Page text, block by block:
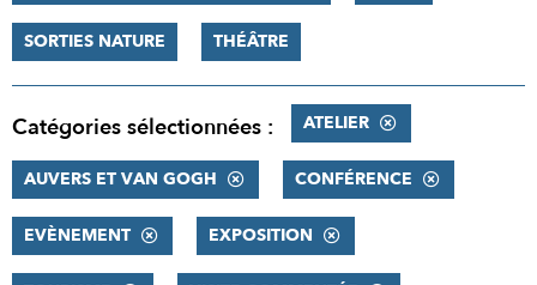
SORTIES NATURE THÉÂTRE
Catégories sélectionnées : ATELIER
AUVERS ET VAN GOGH CONFÉRENCE
EVÈNEMENT EXPOSITION